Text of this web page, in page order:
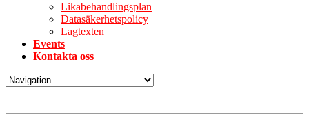
Likabehandlingsplan
Datasäkerhetspolicy
Lagtexten
Events
Kontakta oss